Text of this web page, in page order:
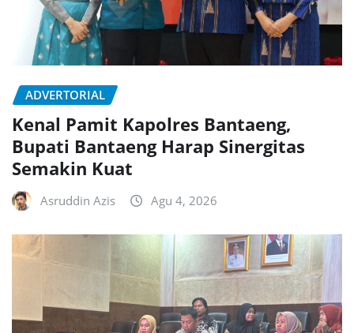
ADVERTORIAL
Kenal Pamit Kapolres Bantaeng,
Bupati Bantaeng Harap Sinergitas
Semakin Kuat
Asruddin Azis Agu 4, 2026